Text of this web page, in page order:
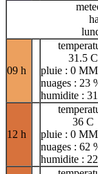
09 h
31.5 C
pluie : 0 MM
nuages : 23
humidite :
12 h
36 C
pluie : 0 MM
nuages : 62
humidite :